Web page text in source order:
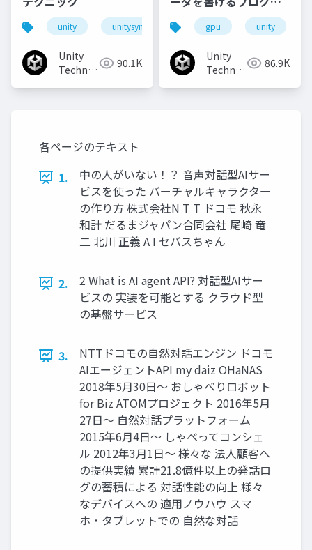
unity unitysync
Unity
Technologies90.1K
マになろう
gpu unity
Unity
Technologies86.9K
各ページのテキスト
1.
中の人がいない！？ 音声対話型AIサー
ビスを使った バーチャルキャラクター
の作り方 株式会社N T T ドコモ 秋永
和計 だるまジャパン合同会社 尾崎 竜
二 北川 正義 A I セバスちゃん
2.
2 What is AI agent API? 対話型AIサー
ビスの 実装を可能とする クラウド型
の基盤サービス
3.
NTTドコモの自然対話エンジン ドコモ
AIエージェントAPI my daiz OHaNAS
2018年5月30日～ おしゃべりロボット
for Biz ATOMプロジェクト 2016年5月
27日～ 自然対話プラットフォーム
2015年6月4日～ しゃべってコンシェ
ル 2012年3月1日～ 様々な 法人顧客へ
の提供実績 累計21.8億件以上の発話ロ
グの蓄積による 対話性能の向上 様々
なデバイスへの 適用ノウハウ スマ
ホ・タブレットでの 自然な対話